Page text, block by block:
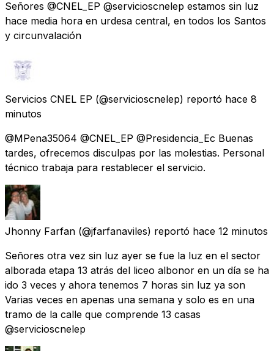
Señores @CNEL_EP @servicioscnelep estamos sin luz
hace media hora en urdesa central, en todos los Santos
y circunvalación
Servicios CNEL EP (@servicioscnelep) reportó hace 8
minutos
@MPena35064 @CNEL_EP @Presidencia_Ec Buenas
tardes, ofrecemos disculpas por las molestias. Personal
técnico trabaja para restablecer el servicio.
Jhonny Farfan (@jfarfanaviles) reportó hace 12 minutos
Señores otra vez sin luz ayer se fue la luz en el sector
alborada etapa 13 atrás del liceo albonor en un día se ha
ido 3 veces y ahora tenemos 7 horas sin luz ya son
Varias veces en apenas una semana y solo es en una
tramo de la calle que comprende 13 casas
@servicioscnelep